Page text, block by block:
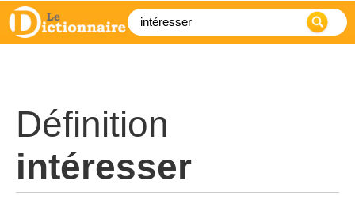
Définition
intéresser